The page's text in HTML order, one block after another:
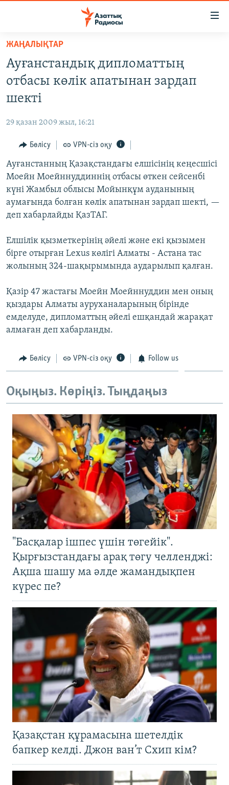
Skip
main
content
to
main
Search
САЯСАТ
AZATTYQTV
АДАМ ҚҰҚЫҚТАРЫ
ӘЛЕУМЕТ
ӘЛЕМ
АРНАЙЫ ЖОБАЛАР
Русский
ЖАЗЫЛЫҢЫЗ
ЖАҢАЛЫҚТАР
Ауғанстандық дипломаттың
отбасы көлік апатынан зардап
шекті
29 қазан 2009 жыл, 16:21
Бөлісу VPN-сіз оқу
Ауғанстанның Қазақстандағы елшісінің кеңесшісі
Моейн Моейннуддиннің отбасы өткен сейсенбі
күні Жамбыл облысы Мойынқұм ауданының
аумағында болған көлік апатынан зардап шекті, —
деп хабарлайды ҚазТАГ.
Елшілік қызметкерінің әйелі және екі қызымен
бірге отырған Lexus көлігі Алматы - Астана тас
жолының 324-шақырымында аударылып қалған.
Қазір 47 жастағы Моейн Моейннуддин мен оның
қыздары Алматы ауруханаларының бірінде
емделуде, дипломаттың әйелі ешқандай жарақат
алмаған деп хабарланды.
Бөлісу VPN-сіз оқу Follow us
Оқыңыз. Көріңіз. Тыңдаңыз
"Басқалар ішпес үшін төгейік".
Қырғызстандағы арақ төгу челленджі:
Ақша шашу ма әлде жамандықпен
күрес пе?
Қазақстан құрамасына шетелдік
бапкер келді. Джон ван’т Схип кім?